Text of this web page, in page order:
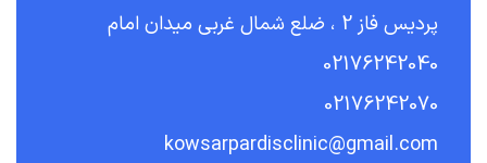
پردیس فاز 2 ، ضلع شمال غربی میدان امام
02176242040
02176242070
kowsarpardisclinic@gmail.com